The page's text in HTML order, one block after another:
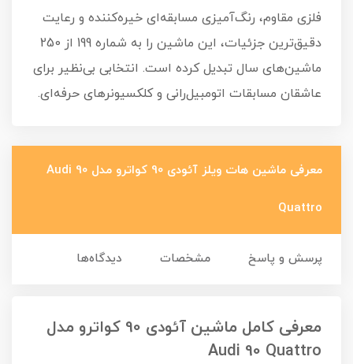
فلزی مقاوم، رنگ‌آمیزی مسابقه‌ای خیره‌کننده و رعایت
دقیق‌ترین جزئیات، این ماشین را به شماره 199 از 250
ماشین‌های سال تبدیل کرده است. انتخابی بی‌نظیر برای
عاشقان مسابقات اتومبیل‌رانی و کلکسیونرهای حرفه‌ای.
معرفی ماشین هات ویلز آئودی 90 کواترو مدل Audi 90
Quattro
پرسش و پاسخ مشخصات دیدگاه‌ها
معرفی کامل ماشین آئودی 90 کواترو مدل
Audi 90 Quattro